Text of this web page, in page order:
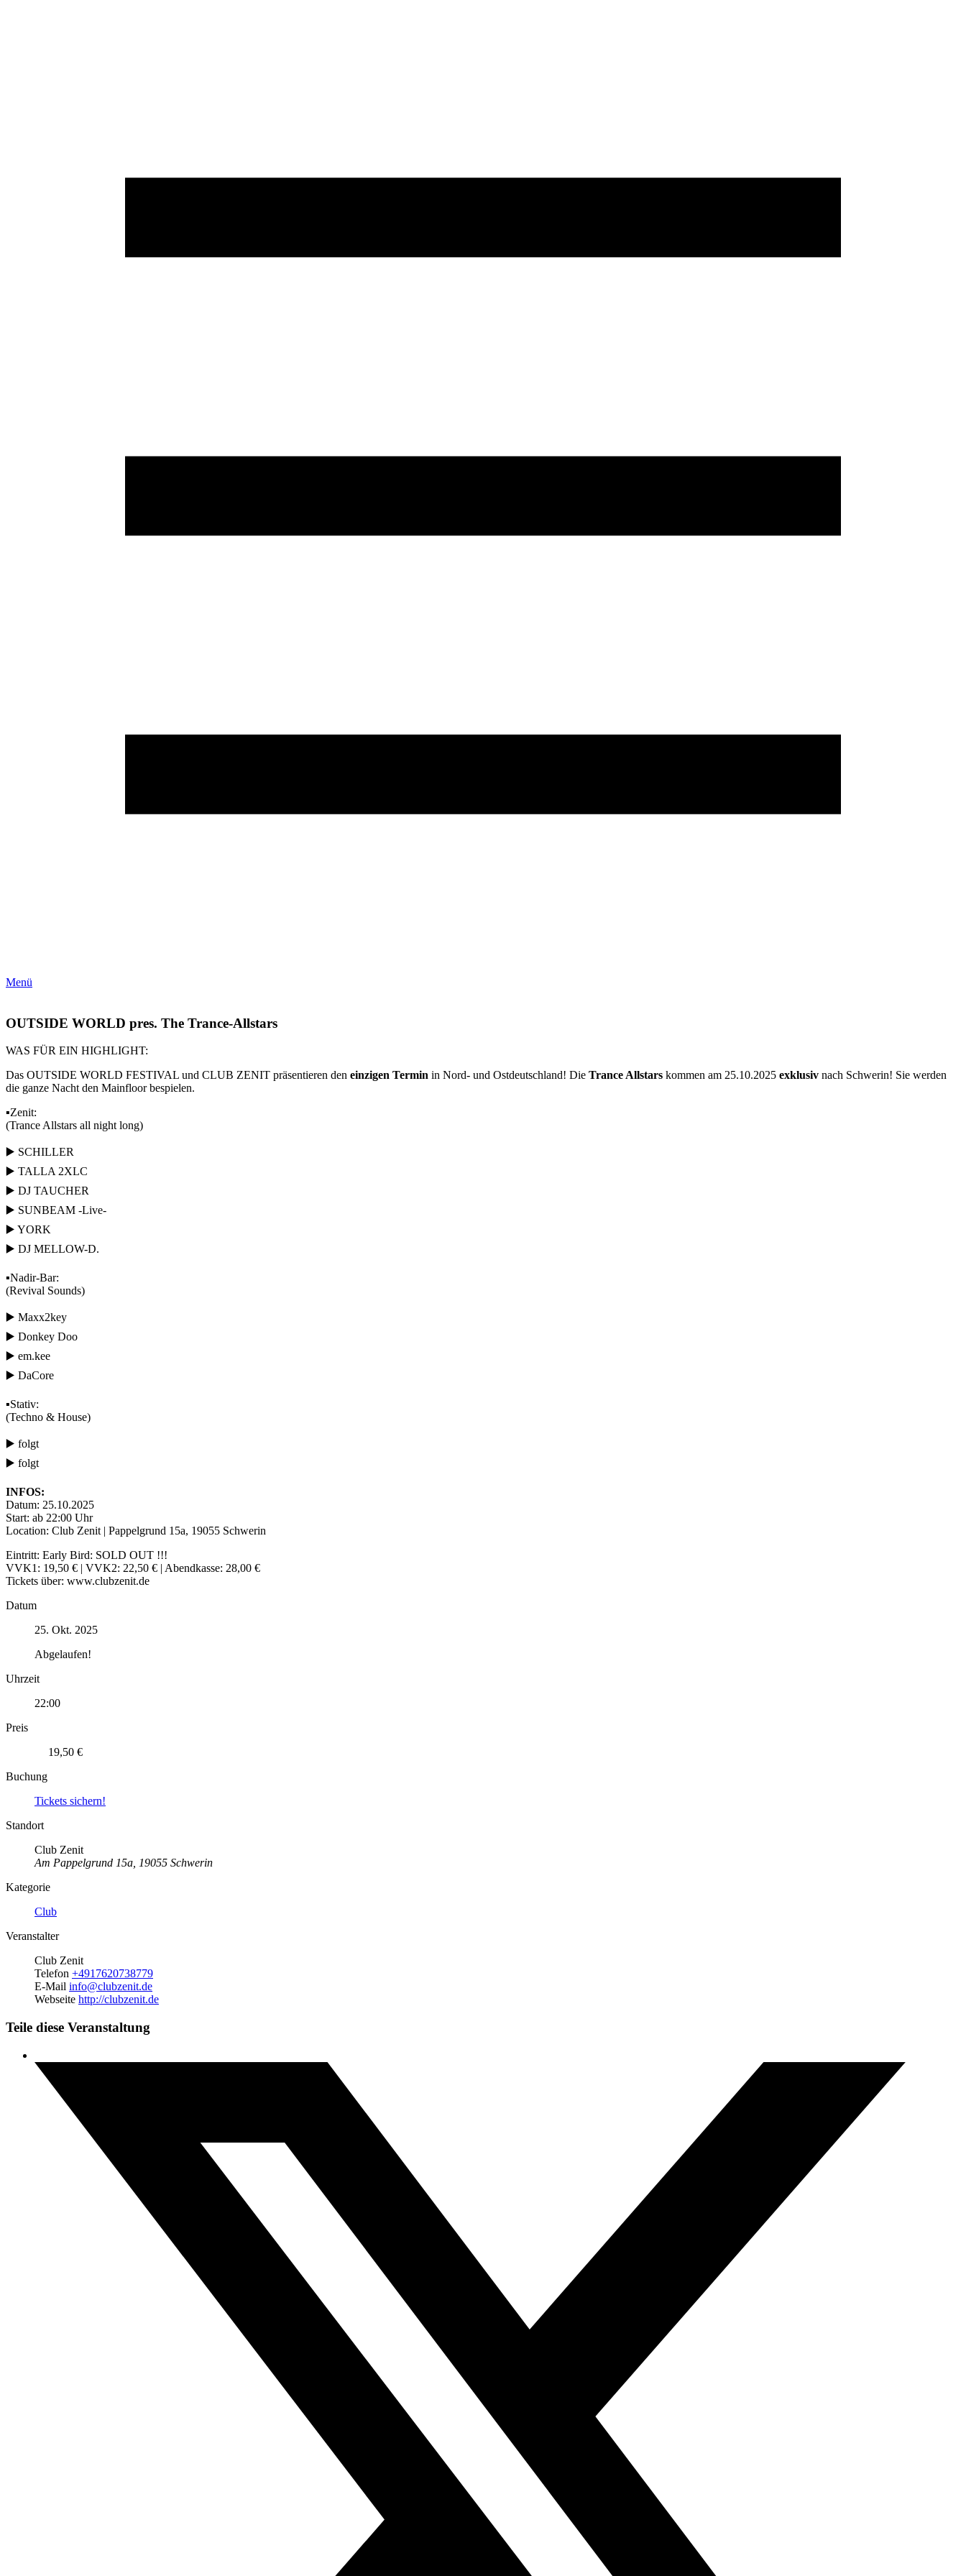
Menü
OUTSIDE WORLD pres. The Trance-Allstars
WAS FÜR EIN HIGHLIGHT:
Das OUTSIDE WORLD FESTIVAL und CLUB ZENIT präsentieren den einzigen Termin in Nord- und Ostdeutschland! Die Trance Allstars kommen am 25.10.2025 exklusiv nach Schwerin! Sie werden
die ganze Nacht den Mainfloor bespielen.
▪️Zenit:
(Trance Allstars all night long)
▶️ SCHILLER
▶️ TALLA 2XLC
▶️ DJ TAUCHER
▶️ SUNBEAM -Live-
▶️ YORK
▶️ DJ MELLOW-D.
▪️Nadir-Bar:
(Revival Sounds)
▶️ Maxx2key
▶️ Donkey Doo
▶️ em.kee
▶️ DaCore
▪️Stativ:
(Techno & House)
▶️ folgt
▶️ folgt
INFOS:
Datum: 25.10.2025
Start: ab 22:00 Uhr
Location: Club Zenit | Pappelgrund 15a, 19055 Schwerin
Eintritt: Early Bird: SOLD OUT !!!
VVK1: 19,50 € | VVK2: 22,50 € | Abendkasse: 28,00 €
Tickets über: www.clubzenit.de
Datum
25. Okt. 2025
Abgelaufen!
Uhrzeit
22:00
Preis
19,50 €
Buchung
Tickets sichern!
Standort
Club Zenit
Am Pappelgrund 15a, 19055 Schwerin
Kategorie
Club
Veranstalter
Club Zenit
Telefon +4917620738779
E-Mail info@clubzenit.de
Webseite http://clubzenit.de
Teile diese Veranstaltung